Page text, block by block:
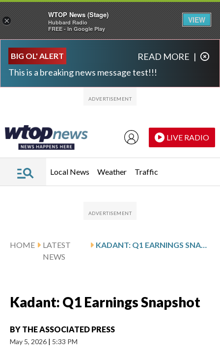
BIG OL' ALERT
This is a breaking news message test!!!
READ MORE |
LIVE RADIO
Local News Weather Traffic
HOME
LATEST
NEWS
KADANT: Q1 EARNINGS SNAPSHOT
Kadant: Q1 Earnings Snapshot
BY THE ASSOCIATED PRESS
May 5, 2026 | 5:33 PM
×
WTOP News (Stage)
Hubbard Radio
FREE - In Google Play
VIEW